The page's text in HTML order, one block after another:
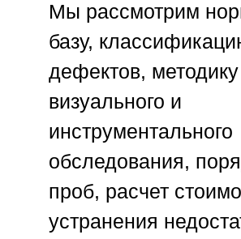
Мы рассмотрим
базу,
дефектов, методику
визуального и
инструментального
обследования,
проб, расчет
устранения